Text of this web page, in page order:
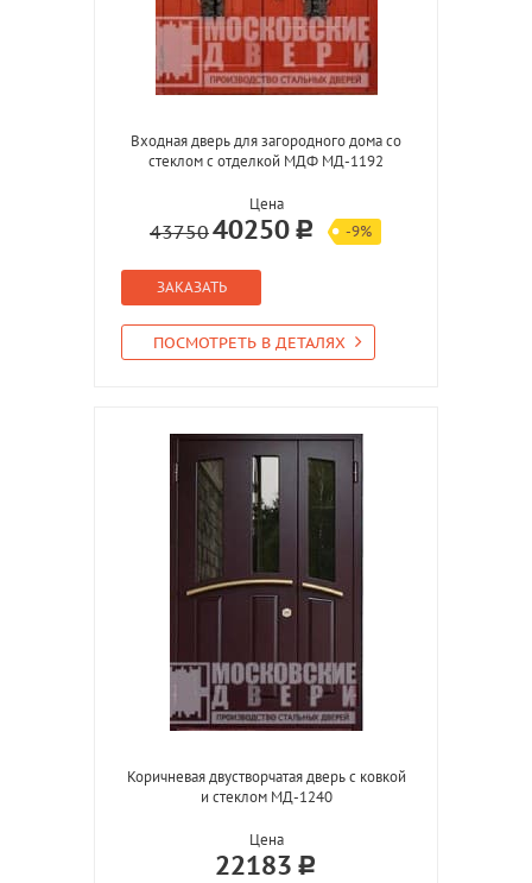
Входная дверь для загородного дома со
стеклом с отделкой МДФ МД-1192
Цена
4375040250 -9%
ЗАКАЗАТЬ
ПОСМОТРЕТЬ В ДЕТАЛЯХ
Коричневая двустворчатая дверь с ковкой
и стеклом МД-1240
Цена
22183